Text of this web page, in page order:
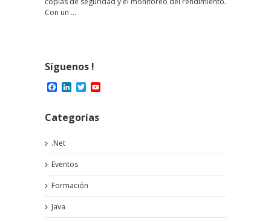
Con un …
Síguenos !
Facebook
LinkedIn
Twitter
Categorías
.Net
Eventos
Formación
Java